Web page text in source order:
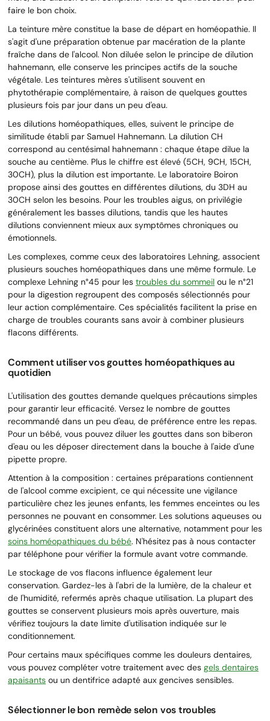
faire le bon choix.
La teinture mère constitue la base de départ en homéopathie. Il
s'agit d'une préparation obtenue par macération de la plante
fraîche dans de l'alcool. Non diluée selon le principe de dilution
hahnemann, elle conserve les principes actifs de la souche
végétale. Les teintures mères s'utilisent souvent en
phytothérapie complémentaire, à raison de quelques gouttes
plusieurs fois par jour dans un peu d'eau.
Les dilutions homéopathiques, elles, suivent le principe de
similitude établi par Samuel Hahnemann. La dilution CH
correspond au centésimal hahnemann : chaque étape dilue la
souche au centième. Plus le chiffre est élevé (5CH, 9CH, 15CH,
30CH), plus la dilution est importante. Le laboratoire Boiron
propose ainsi des gouttes en différentes dilutions, du 3DH au
30CH selon les besoins. Pour les troubles aigus, on privilégie
généralement les basses dilutions, tandis que les hautes
dilutions conviennent mieux aux symptômes chroniques ou
émotionnels.
Les complexes, comme ceux des laboratoires Lehning, associent
plusieurs souches homéopathiques dans une même formule. Le
complexe Lehning n°45 pour les troubles du sommeil ou le n°21
pour la digestion regroupent des composés sélectionnés pour
leur action complémentaire. Ces spécialités facilitent la prise en
charge de troubles courants sans avoir à combiner plusieurs
flacons différents.
Comment utiliser vos gouttes homéopathiques au
quotidien
L'utilisation des gouttes demande quelques précautions simples
pour garantir leur efficacité. Versez le nombre de gouttes
recommandé dans un peu d'eau, de préférence entre les repas.
Pour un bébé, vous pouvez diluer les gouttes dans son biberon
d'eau ou les déposer directement dans la bouche à l'aide d'une
pipette propre.
Attention à la composition : certaines préparations contiennent
de l'alcool comme excipient, ce qui nécessite une vigilance
particulière chez les jeunes enfants, les femmes enceintes ou les
personnes ne pouvant en consommer. Les solutions aqueuses ou
glycérinées constituent alors une alternative, notamment pour les
soins homéopathiques du bébé. N'hésitez pas à nous contacter
par téléphone pour vérifier la formule avant votre commande.
Le stockage de vos flacons influence également leur
conservation. Gardez-les à l'abri de la lumière, de la chaleur et
de l'humidité, refermés après chaque utilisation. La plupart des
gouttes se conservent plusieurs mois après ouverture, mais
vérifiez toujours la date limite d'utilisation indiquée sur le
conditionnement.
Pour certains maux spécifiques comme les douleurs dentaires,
vous pouvez compléter votre traitement avec des gels dentaires
apaisants ou un dentifrice adapté aux gencives sensibles.
Sélectionner le bon remède selon vos troubles